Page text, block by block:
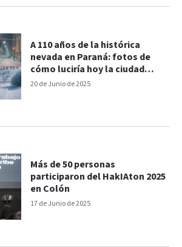
20 de Junio de 2025
A 110 años de la histórica
nevada en Paraná: fotos de
cómo luciría hoy la ciudad
cubierta de nieve
17 de Junio de 2025
Más de 50 personas
participaron del HakIAton 2025
en Colón